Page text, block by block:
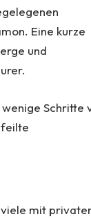
Eine kurze
und
Schritte
mit